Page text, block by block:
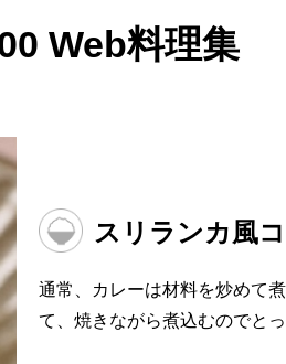
Web料理集
スリランカ風
通常、カレーは材料を炒めて
て、焼きながら煮込むのでと